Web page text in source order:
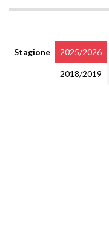
Stagione 2025/2026
2018/2019